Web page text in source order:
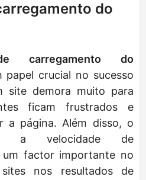
do
carregamento do
papel crucial no sucesso
site demora muito para
ficam frustrados e
a página. Além disso, o
a velocidade de
um factor importante no
nos resultados de